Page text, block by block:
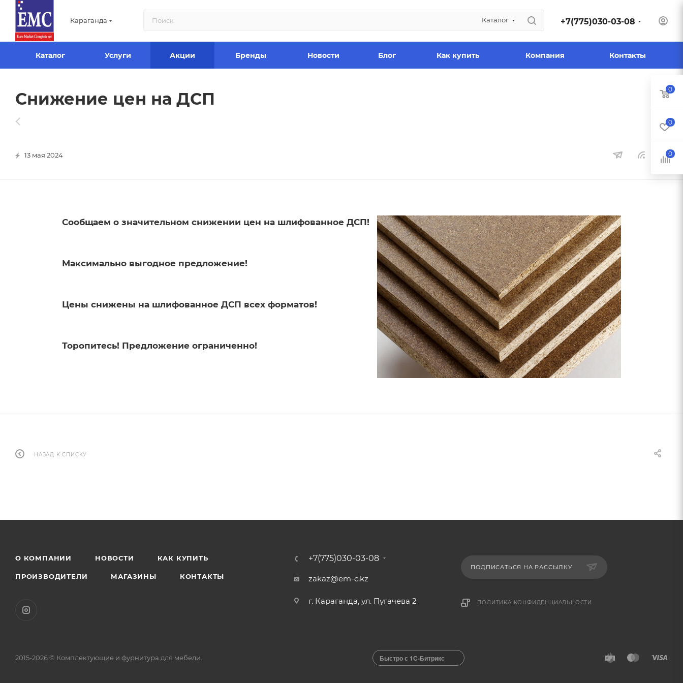
Караганда Каталог +7(775)030-03-08
Каталог Услуги Акции Бренды Новости Блог Как купить Компания Контакты
Снижение цен на ДСП
13 мая 2024
Сообщаем о значительном снижении цен на шлифованное ДСП!
Максимально выгодное предложение!
Цены снижены на шлифованное ДСП всех форматов!
Торопитесь! Предложение ограниченно!
НАЗАД К СПИСКУ
О КОМПАНИИ НОВОСТИ КАК КУПИТЬ
ПРОИЗВОДИТЕЛИ МАГАЗИНЫ КОНТАКТЫ
+7(775)030-03-08
zakaz@em-c.kz
г. Караганда, ул. Пугачева 2
ПОДПИСАТЬСЯ НА РАССЫЛКУ
ПОЛИТИКА КОНФИДЕНЦИАЛЬНОСТИ
2015-2026 © Комплектующие и фурнитура для мебели. Быстро с 1С-Битрикс
0
0
0